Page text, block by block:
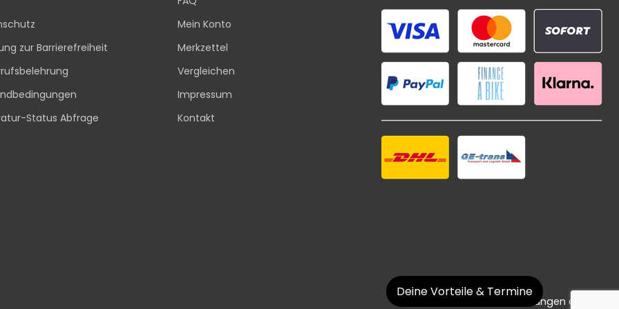
Deine Vorteile & Termine
zur Barrierefreiheit
Status Abfrage
Mein Konto
Merkzettel
Vergleichen
Impressum
Kontakt
Datenschutzeinstellungen ändern